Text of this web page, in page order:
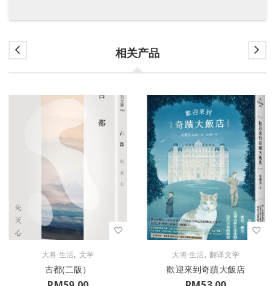
相关产品
大将·生活, 文学
古都(二版）
大将·生活,翻译文学
歡迎來到奇蹟大飯店